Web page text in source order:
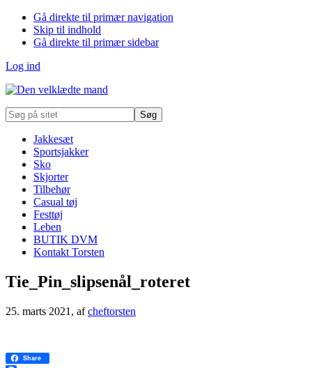
Gå direkte til primær navigation
Skip til indhold
Gå direkte til primær sidebar
Log ind
Søg
på
Jakkesæt
Sportsjakker
Sko
Skjorter
Tilbehør
Casual tøj
Festtøj
Leben
BUTIK DVM
Kontakt Torsten
Tie_Pin_slipsenål_roteret
25. marts 2021 , afcheftorsten
Share